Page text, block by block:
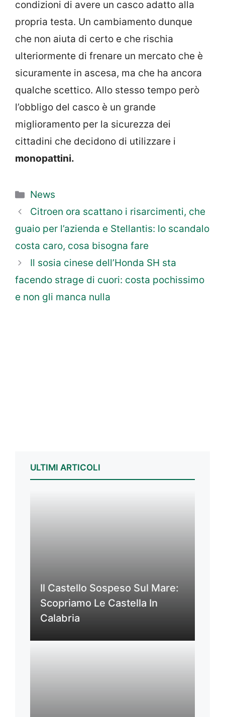
condizioni di avere un casco adatto alla
propria testa. Un cambiamento dunque
che non aiuta di certo e che rischia
ulteriormente di frenare un mercato che è
sicuramente in ascesa, ma che ha ancora
qualche scettico. Allo stesso tempo però
l’obbligo del casco è un grande
miglioramento per la sicurezza dei
cittadini che decidono di utilizzare i
monopattini.
Categorie
News
Citroen ora scattano i risarcimenti, che
guaio per l’azienda e Stellantis: lo scandalo
costa caro, cosa bisogna fare
Il sosia cinese dell’Honda SH sta
facendo strage di cuori: costa pochissimo
e non gli manca nulla
ULTIMI ARTICOLI
Il Castello Sospeso Sul Mare:
Scopriamo Le Castella In
Calabria